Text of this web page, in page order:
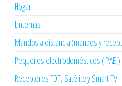
Hogar
Linternas
Mandos a distancia (mandos y
Pequeños electrodomésticos ( PAE )
Receptores TDT, Satélite y Smart TV